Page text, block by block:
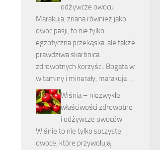
odżywcze owocu
Marakuja, znana również jako
owoc pasji, to nie tylko
egzotyczna przekąska, ale także
prawdziwa skarbnica
zdrowotnych korzyści. Bogata w
witaminy i minerały, marakuja …
Wiśnia – niezwykłe
właściwości zdrowotne
i odżywcze owoców
Wiśnie to nie tylko soczyste
owoce, które przywołują